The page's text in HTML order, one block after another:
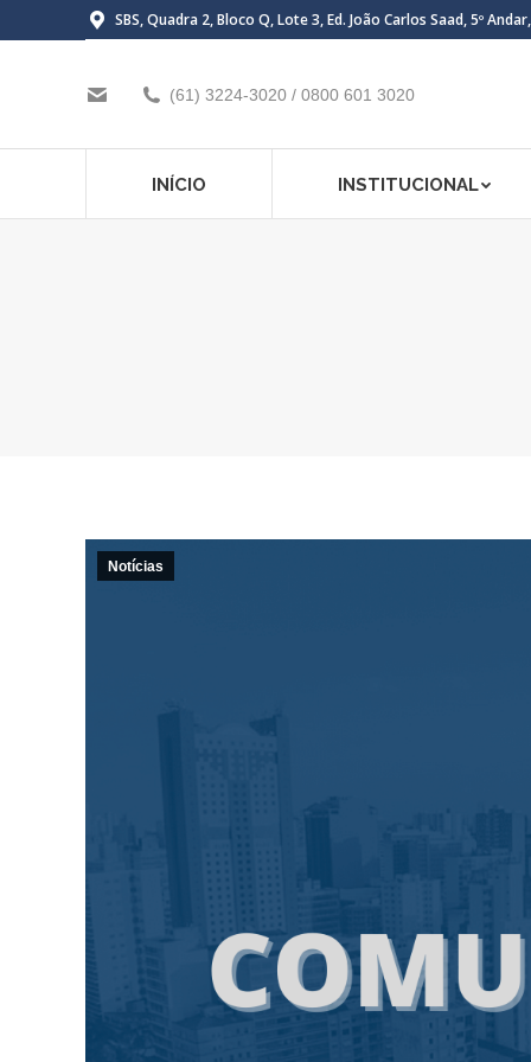
SBS, Quadra 2, Bloco Q, Lote 3, Ed. João Carlos Saad, 5º
(61) 3224-3020 / 0800 601 3020
INÍCIO INSTITUCIONAL
Notícias